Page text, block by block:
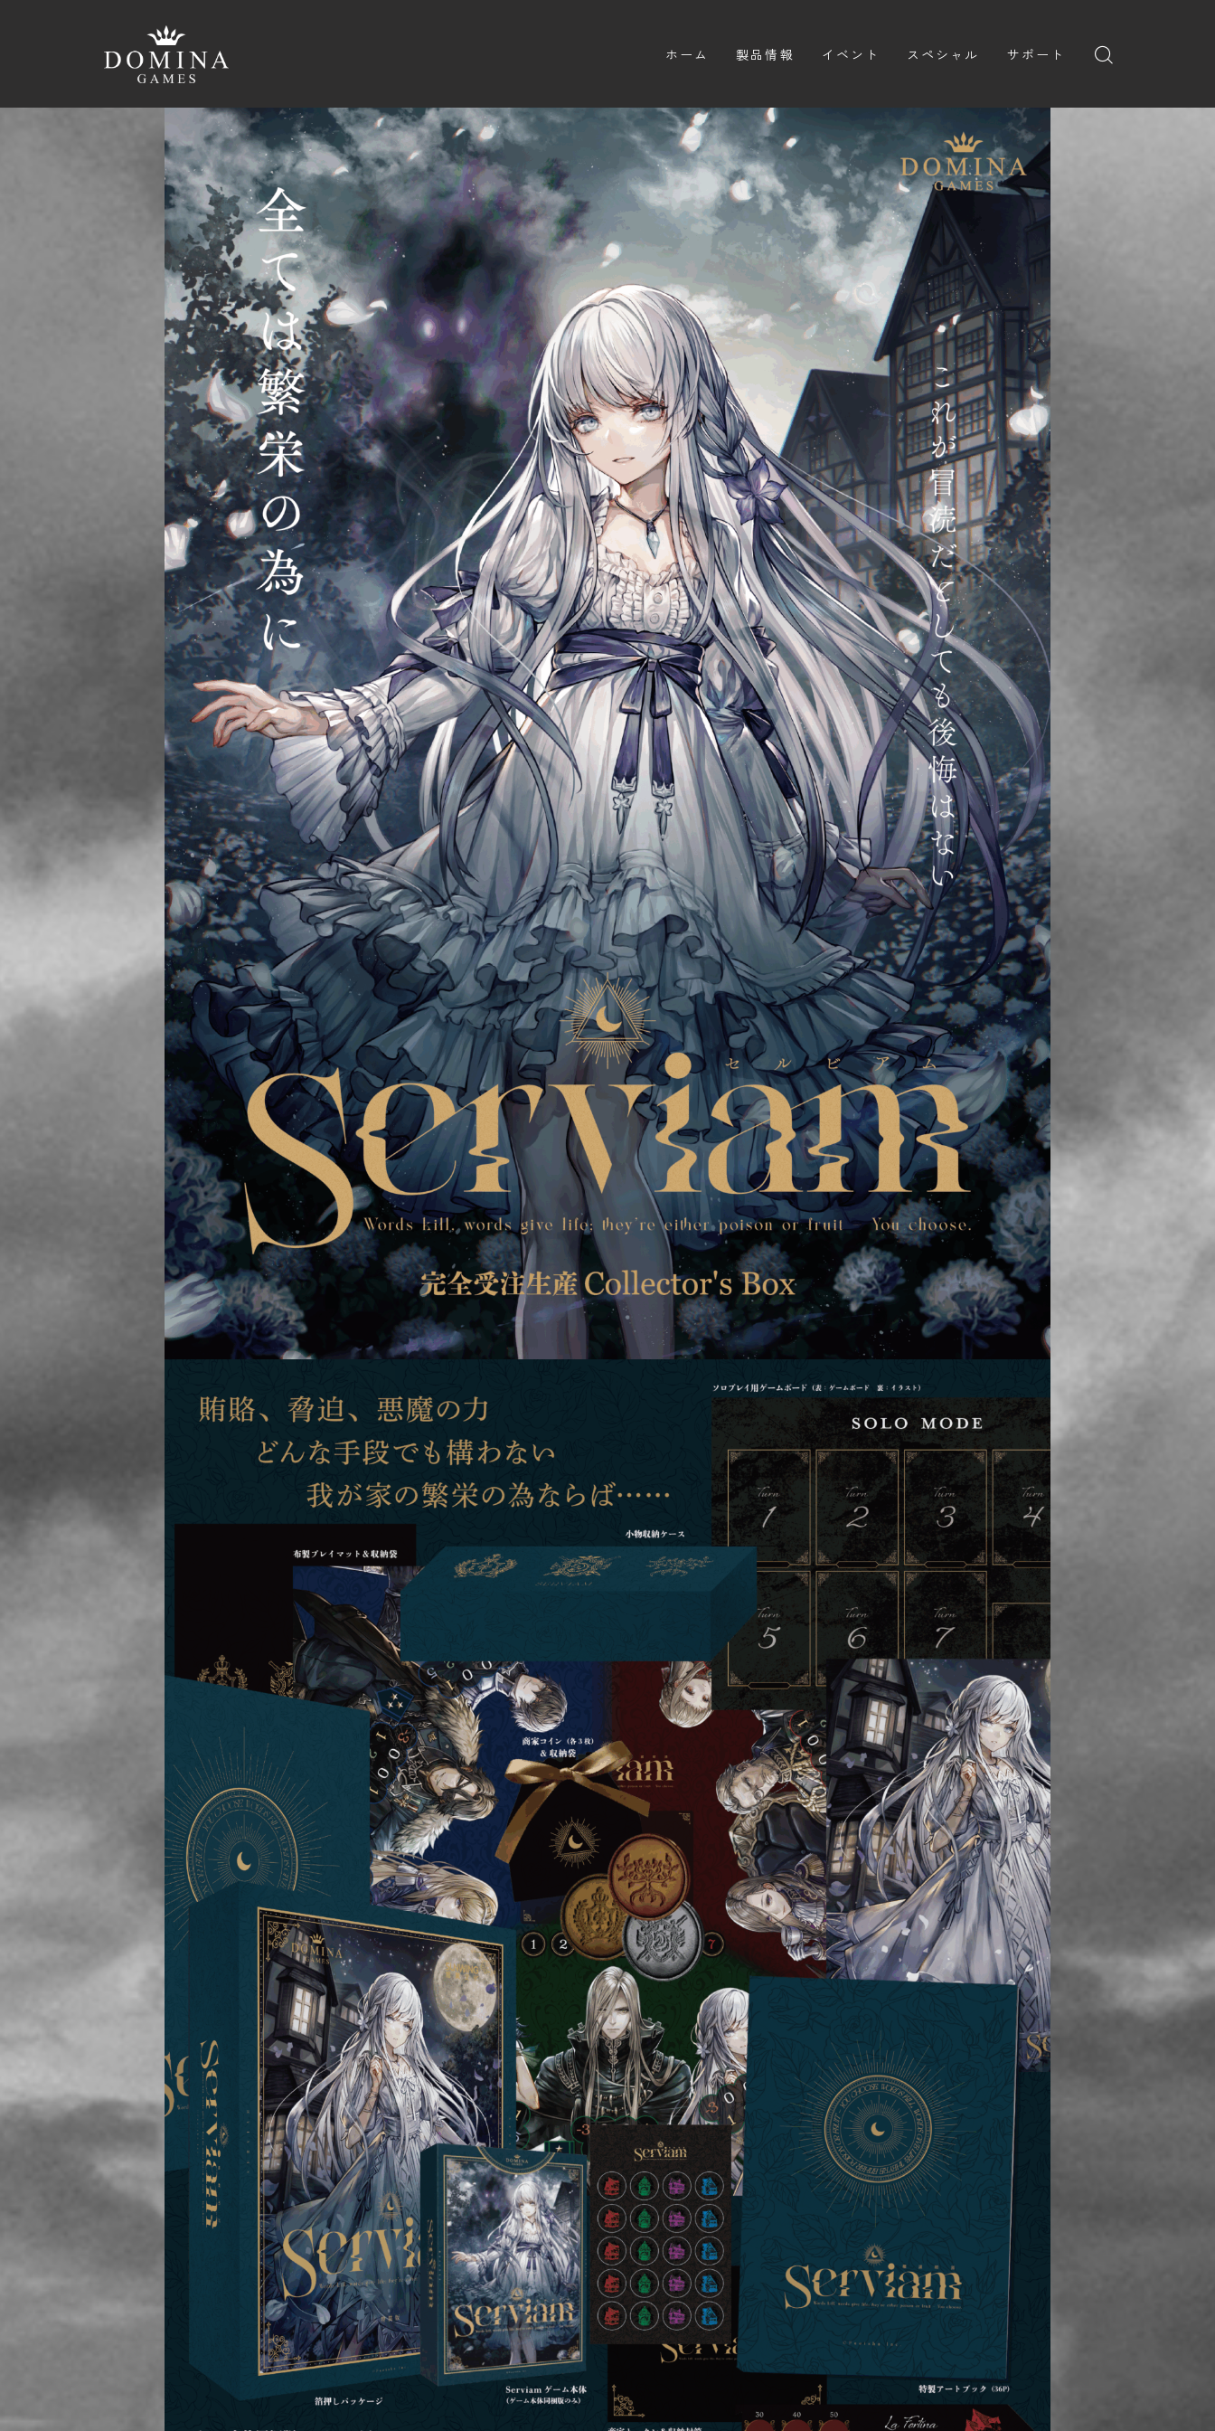
ホーム 製品情報
サプライ
海外版のご案内
イベント
ドミナコレクション
スペシャル
ト
キャンペーン
ダウンロード
サポート
ガイドライン
お問い合わせ